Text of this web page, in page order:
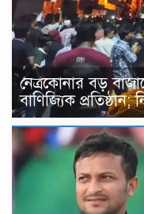
নেত্রকোনার বড়
বাণিজ্যিক প্রতিষ্ঠান;